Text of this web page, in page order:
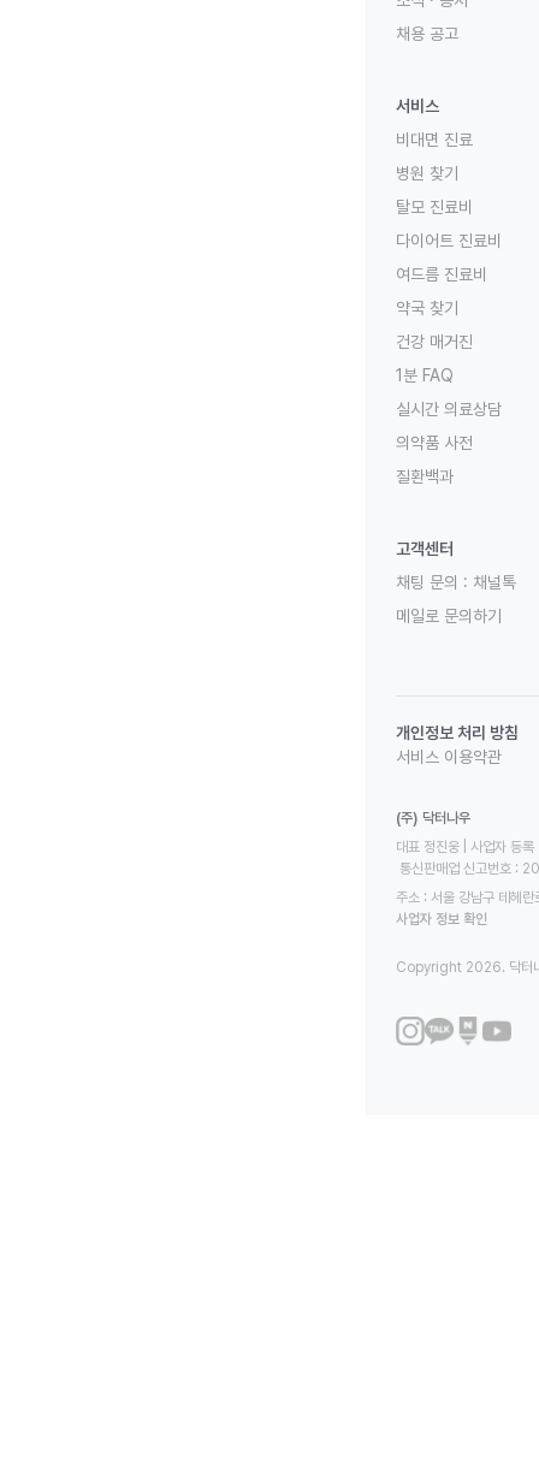
채용 공고
서비스
비대면 진료
병원 찾기
탈모 진료비
다이어트 진료비
여드름 진료비
약국 찾기
건강 매거진
1분 FAQ
실시간 의료상담
의약품 사전
질환백과
고객센터
채팅 문의 : 채널톡
메일로 문의하기
개인정보 처리 방침
서비스 이용약관
(주) 닥터나우
대표 정진웅 | 사업자
통신판매업 신고번호
주소 : 서울 강남구 테헤
사업자 정보 확인
Copyright 2026. 닥터